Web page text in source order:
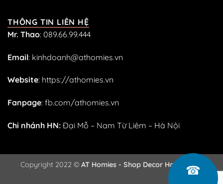
THÔNG TIN LIÊN HỆ
Mr. Thao: 089.66.99.444
Email: kinhdoanh@athomies.vn
Website: https://athomies.vn
Fanpage: fb.com/athomies.vn
Chi nhánh HN: Đại Mỗ – Nam Từ Liêm – Hà Nội
Copyright 2022 © AT Homies - Shop Decor Handmade